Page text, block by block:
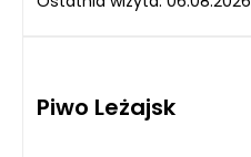
Piwo Leżajsk